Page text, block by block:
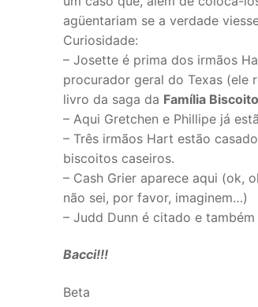
agüentariam se a verdade
Curiosidade:
– Josette é prima dos irmãos
procurador geral do Texas (ele
livro da saga da Família Biscoito
– Aqui Gretchen e Phillipe já
– Três irmãos Hart estão
biscoitos caseiros.
– Cash Grier aparece aqui (ok,
não sei, por favor, imaginem…)
– Judd Dunn é citado e
Bacci!!!
Beta